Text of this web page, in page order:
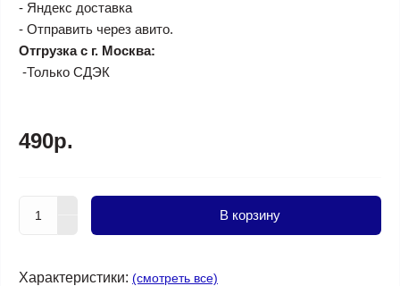
- Яндекс доставка
- Отправить через авито.
Отгрузка с г. Москва:
-Только СДЭК
490р.
В корзину
Характеристики: (смотреть все)